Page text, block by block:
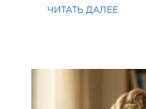
ЧИТАТЬ ДАЛЕЕ